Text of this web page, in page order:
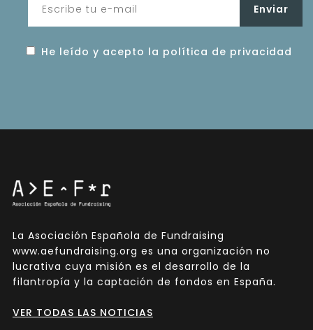
He leído y acepto la política de privacidad
La Asociación Española de Fundraising
www.aefundraising.org es una organización no
lucrativa cuya misión es el desarrollo de la
filantropía y la captación de fondos en España.
VER TODAS LAS NOTICIAS